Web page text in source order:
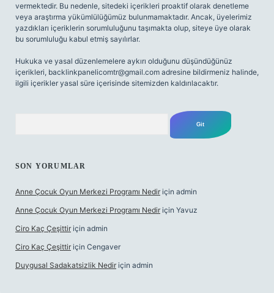
vermektedir. Bu nedenle, sitedeki içerikleri proaktif olarak denetleme
veya araştırma yükümlülüğümüz bulunmamaktadır. Ancak, üyelerimiz
yazdıkları içeriklerin sorumluluğunu taşımakta olup, siteye üye olarak
bu sorumluluğu kabul etmiş sayılırlar.
Hukuka ve yasal düzenlemelere aykırı olduğunu düşündüğünüz
içerikleri, backlinkpanelicomtr@gmail.com adresine bildirmeniz halinde,
ilgili içerikler yasal süre içerisinde sitemizden kaldırılacaktır.
SON YORUMLAR
Anne Çocuk Oyun Merkezi Programı Nedir için admin
Anne Çocuk Oyun Merkezi Programı Nedir için Yavuz
Ciro Kaç Çeşittir için admin
Ciro Kaç Çeşittir için Cengaver
Duygusal Sadakatsizlik Nedir için admin